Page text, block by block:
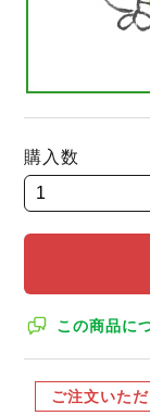
購入数
この商品に
ご注文いた